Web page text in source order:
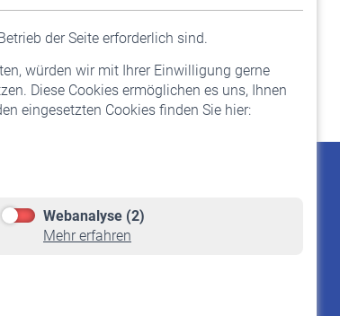
der Seite erforderlich sind.
würden wir mit Ihrer Einwilligung gerne
Diese Cookies ermöglichen es uns, Ihnen
eingesetzten Cookies finden Sie hier:
Webanalyse (2)
Mehr erfahren
beantragen